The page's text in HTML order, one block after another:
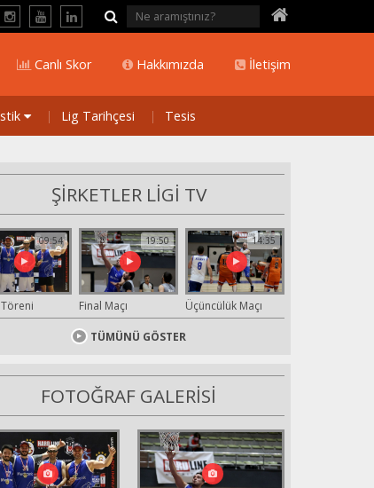
Lig Tarihçesi Tesis
İletişim
Hakkımızda
Canlı Skor
ŞİRKETLER LİGİ TV
09:54
Final Maçı
19:50
Üçüncülük Maçı
14:35
TÜMÜNÜ GÖSTER
FOTOĞRAF GALERİSİ